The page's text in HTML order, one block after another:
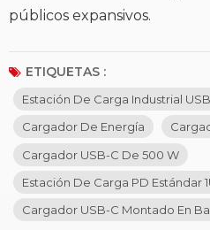
públicos expansivos.
ETIQUETAS :
Estación De Carga Industrial
Cargador De Energía
Cargador USB-C De 500 W
Estación De Carga PD Estándar
Cargador USB-C Montado En